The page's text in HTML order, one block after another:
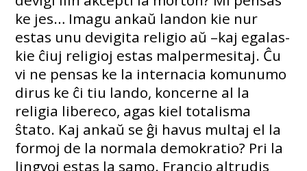
ke jes… Imagu ankaŭ landon kie nur
estas unu devigita religio aŭ –kaj egalas-
kie ĉiuj religioj estas malpermesitaj. Ĉu
vi ne pensas ke la internacia komunumo
dirus ke ĉi tiu lando, koncerne al la
religia libereco, agas kiel totalisma
ŝtato. Kaj ankaŭ se ĝi havus multaj el la
formoj de la normala demokratio? Pri la
lingvoj estas la samo. Francio altrudis